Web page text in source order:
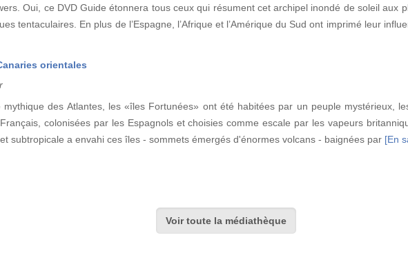
Oui, ce DVD Guide étonnera tous ceux qui résument cet archipel inondé de soleil aux
tentaculaires. En plus de l’Espagne, l’Afrique et l’Amérique du Sud ont imprimé leur
orientales
mythique des Atlantes, les «îles Fortunées» ont été habitées par un peuple mystérieux,
colonisées par les Espagnols et choisies comme escale par les vapeurs
subtropicale a envahi ces îles - sommets émergés d'énormes volcans - baignées par [En
Voir toute la médiathèque